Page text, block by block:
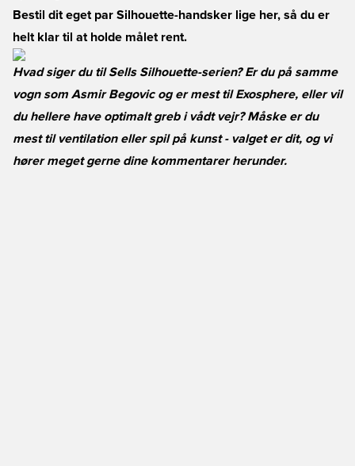
Bestil dit eget par Silhouette-handsker lige her, så du er
helt klar til at holde målet rent.
Hvad siger du til Sells Silhouette-serien? Er du på samme
vogn som Asmir Begovic og er mest til Exosphere, eller vil
du hellere have optimalt greb i vådt vejr? Måske er du
mest til ventilation eller spil på kunst - valget er dit, og vi
hører meget gerne dine kommentarer herunder.